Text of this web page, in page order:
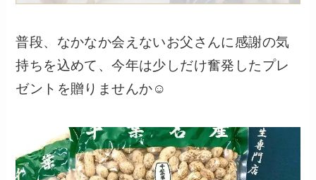
普段、なかなか会えないお父さんに感謝の気
持ちを込めて、今年は少しだけ奮発したプレ
ゼントを贈りませんか☺️